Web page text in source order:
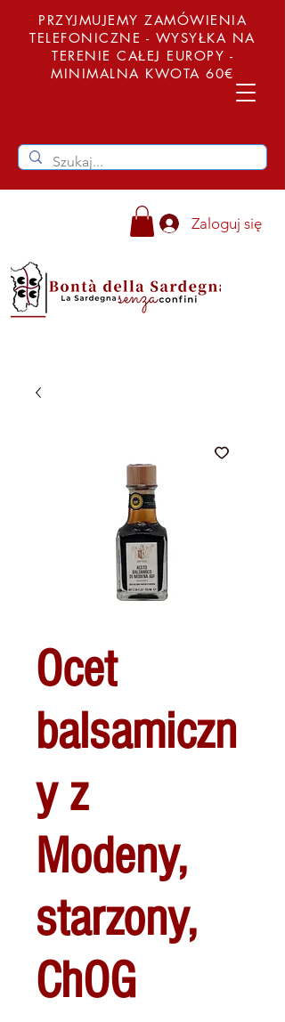
PRZYJMUJEMY ZAMÓWIENIA
TELEFONICZNE - WYSYŁKA NA
TERENIE CAŁEJ EUROPY -
MINIMALNA KWOTA 60€
Zaloguj się
Ocet
balsamiczn
y z
Modeny,
starzony,
ChOG